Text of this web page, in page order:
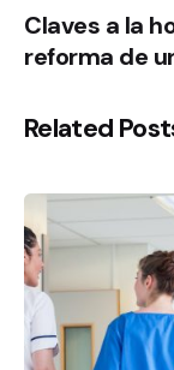
Claves a la
reforma de
Related